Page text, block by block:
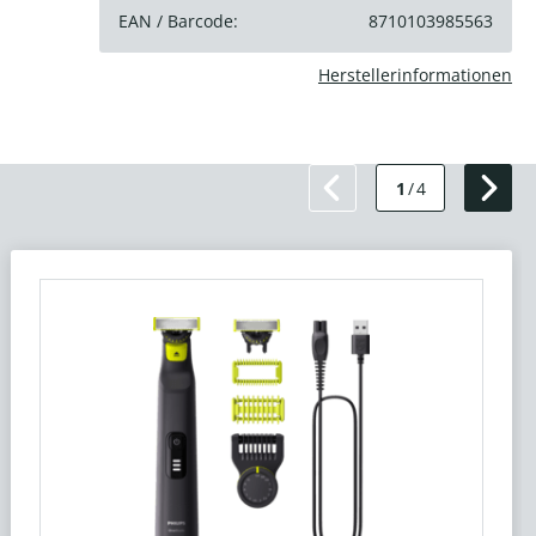
EAN / Barcode:
8710103985563
Herstellerinformationen
1 /4